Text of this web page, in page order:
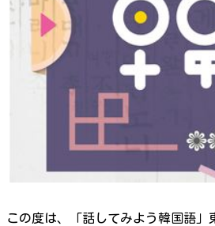
この度は、「話してみよう韓国語